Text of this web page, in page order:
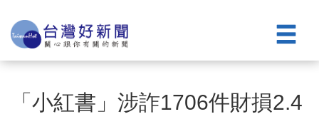
「小紅書」涉詐1706件財損2.4